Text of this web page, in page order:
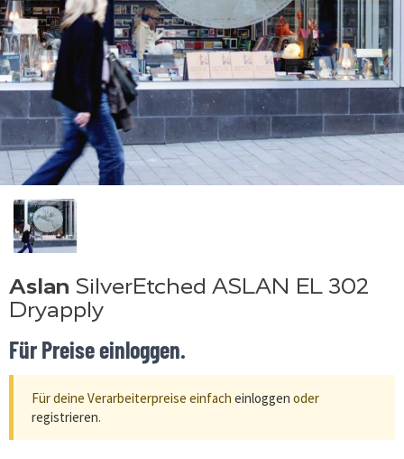
Aslan SilverEtched ASLAN EL 302
Dryapply
Für Preise einloggen.
Für deine Verarbeiterpreise einfach einloggen oder
registrieren.